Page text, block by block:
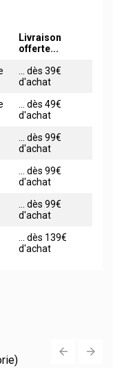
Livraison
offerte...
... dès 39€
d'achat
... dès 49€
d'achat
... dès 99€
d'achat
... dès 99€
d'achat
... dès 99€
d'achat
... dès 139€
d'achat